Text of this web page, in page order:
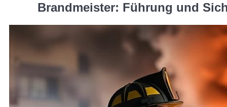
Brandmeister: Führung und